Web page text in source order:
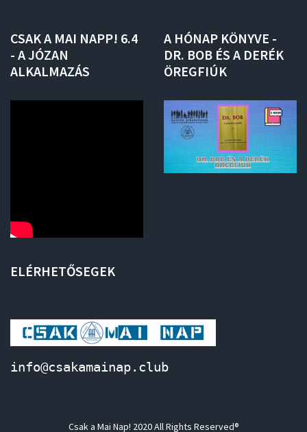
CSAKA MAI NAPP! 6.4
- AJÓZAN
ALKALMAZÁS
A HÓNAP KÖNYVE -
DR. BOB ÉS A DERÉK
ÖREGFIÚK
ELÉRHETŐSEGEK
info@csakamainap.club
Csak a Mai Nap! 2020 All Rights Reserved®